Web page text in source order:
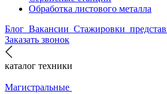
Обработка листового металла
Блог Вакансии Стажировки
Заказать звонок
каталог техники
Магистральные